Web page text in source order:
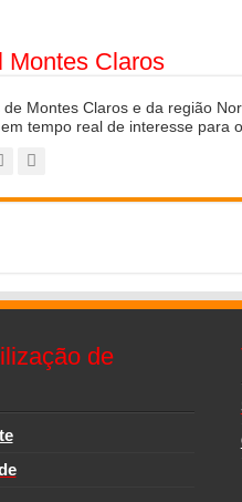
Montes Claros
Montes Claros e da região
tempo real de interesse para
de